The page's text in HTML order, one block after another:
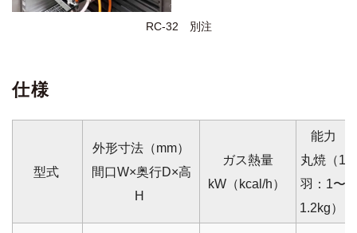
RC-32 別注
仕様
型式
外形寸法（mm）
間口W×奥行D×高
H
ガス熱量
kW（kcal/h）
能力
丸焼（1
羽：1〜
1.2kg）